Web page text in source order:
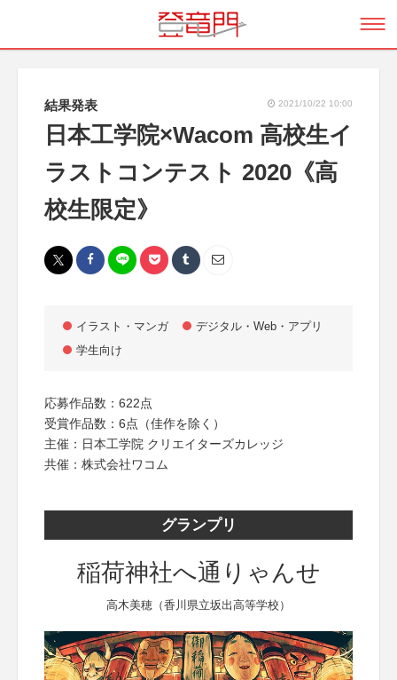
結果発表 2021/10/22 10:00
日本工学院×Wacom 高校生イ
ラストコンテスト 2020《高
校生限定》
イラスト・マンガ
デジタル・Web・アプリ
学生向け
応募作品数：622点
受賞作品数：6点（佳作を除く）
主催：日本工学院 クリエイターズカレッジ
共催：株式会社ワコム
グランプリ
稲荷神社へ通りゃんせ
高木美穂（香川県立坂出高等学校）